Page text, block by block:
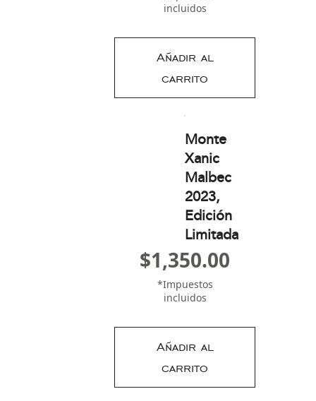
incluidos
Añadir al
carrito
Monte
Xanic
Malbec
2023,
Edición
Limitada
$1,350.00
*Impuestos
incluidos
Añadir al
carrito